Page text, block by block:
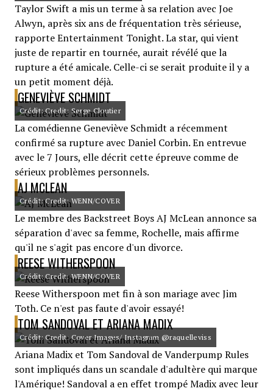
Taylor Swift a mis un terme à sa relation avec Joe
Alwyn, après six ans de fréquentation très sérieuse,
rapporte Entertainment Tonight. La star, qui vient
juste de repartir en tournée, aurait révélé que la
rupture a été amicale. Celle-ci se serait produite il y a
un petit moment déjà.
GENEVIÈVE SCHMIDT
Crédit: Credit: Serge Cloutier
La comédienne Geneviève Schmidt a récemment
confirmé sa rupture avec Daniel Corbin. En entrevue
avec le 7 Jours, elle décrit cette épreuve comme de
sérieux problèmes personnels.
AJ MCLEAN
Crédit: Credit: WENN/COVER
Le membre des Backstreet Boys AJ McLean annonce sa
séparation d'avec sa femme, Rochelle, mais affirme
qu'il ne s'agit pas encore d'un divorce.
REESE WITHERSPOON
Crédit: Credit: WENN/COVER
Reese Witherspoon met fin à son mariage avec Jim
Toth. Ce n'est pas faute d'avoir essayé!
TOM SANDOVAL ET ARIANA MADIX
Crédit: Credit: Cover Images/ Instagram @raquelleviss
Ariana Madix et Tom Sandoval de Vanderpump Rules
sont impliqués dans un scandale d'adultère qui marque
l'Amérique! Sandoval a en effet trompé Madix avec leur